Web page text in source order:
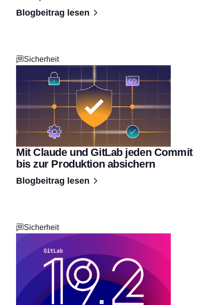
Blogbeitrag lesen
Sicherheit
Mit Claude und GitLab jeden Commit
bis zur Produktion absichern
Blogbeitrag lesen
Sicherheit